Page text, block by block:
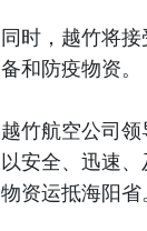
同时，越竹将
备和防疫物资。
越竹航空公司
以安全、迅速
物资运抵海阳省